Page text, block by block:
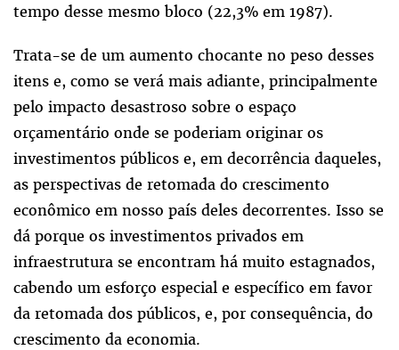
tempo desse mesmo bloco (22,3% em 1987).
Trata-se de um aumento chocante no peso desses
itens e, como se verá mais adiante, principalmente
pelo impacto desastroso sobre o espaço
orçamentário onde se poderiam originar os
investimentos públicos e, em decorrência daqueles,
as perspectivas de retomada do crescimento
econômico em nosso país deles decorrentes. Isso se
dá porque os investimentos privados em
infraestrutura se encontram há muito estagnados,
cabendo um esforço especial e específico em favor
da retomada dos públicos, e, por consequência, do
crescimento da economia.